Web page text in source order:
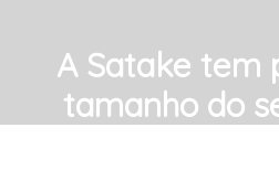
A Satake tem
tamanho do